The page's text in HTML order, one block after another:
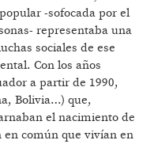
-sofocada por el
representaba una
sociales de ese
Con los años
a partir de 1990,
Bolivia…) que,
el nacimiento de
en común que vivían en